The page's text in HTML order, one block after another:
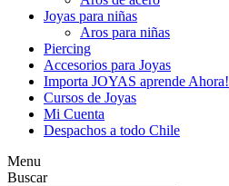
Joyas para niñas
Aros para niñas
Piercing
Accesorios para Joyas
Importa JOYAS aprende Ahora!
Cursos de Joyas
Mi Cuenta
Despachos a todo Chile
Menu
Buscar